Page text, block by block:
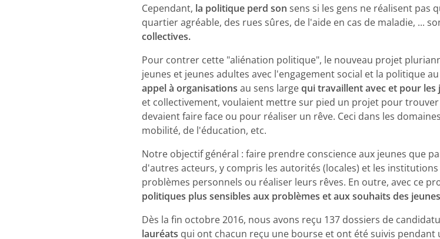
Cependant, la politique perd son sens si les gens ne réalisent pas
quartier agréable, des rues sûres, de l'aide en cas de maladie, ...
collectives.
Pour contrer cette "aliénation politique", le nouveau projet
jeunes et jeunes adultes avec l'engagement social et la politique
appel à organisations au sens largequi travaillent avec et pour les
et collectivement, voulaient mettre sur pied un projet pour
devaient faire face ou pour réaliser un rêve. Ceci dans les
mobilité, de l'éducation, etc.
Notre objectif général : faire prendre conscience aux jeunes que
d'autres acteurs, y compris les autorités (locales) et les
problèmes personnels ou réaliser leurs rêves. En outre, avec ce
politiques plus sensibles aux problèmes et aux souhaits des
Dès la fin octobre 2016, nous avons reçu 137 dossiers de
lauréats qui ont chacun reçu une bourse et ont été suivis